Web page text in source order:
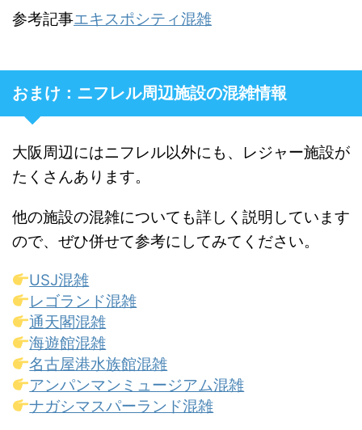
参考記事エキスポシティ混雑
おまけ：ニフレル周辺施設の混雑情報
大阪周辺にはニフレル以外にも、レジャー施設が
たくさんあります。
他の施設の混雑についても詳しく説明しています
ので、ぜひ併せて参考にしてみてください。
USJ混雑
レゴランド混雑
通天閣混雑
海遊館混雑
名古屋港水族館混雑
アンパンマンミュージアム混雑
ナガシマスパーランド混雑